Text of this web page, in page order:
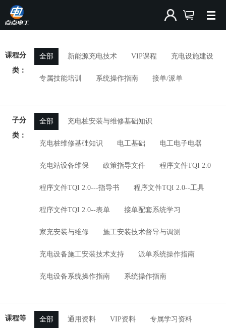
课程分
类：
全部 新能源充电技术 VIP课程 充电设施建设
专属技能培训 系统操作指南 接单/派单
子分
类：
全部 充电桩安装与维修基础知识
充电桩维修基础知识 电工基础 电工电子电器
充电站设备维保 政策指导文件 程序文件TQI 2.0
程序文件TQI 2.0---指导书 程序文件TQI 2.0--工具
程序文件TQI 2.0--表单 接单配套系统学习
家充安装与维修 施工安装技术督导与调测
充电设备施工安装技术支持 派单系统操作指南
充电设备系统操作指南 系统操作指南
课程等
全部 通用资料 VIP资料 专属学习资料